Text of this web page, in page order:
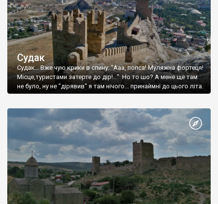
Судак
Судак... Вже чую крики в спину: "Ааа, попса! Муляжна фортеця!
Місце,туристами затерте до дір!..." Но то шо? А мене ще там
не було, ну не "дірявив" я там нічого... принаймні до цього літа.